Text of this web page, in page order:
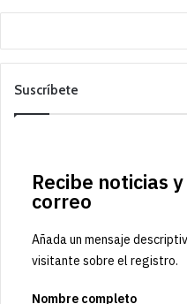
Suscríbete
Recibe noticias
correo
Añada un mensaje
visitante sobre el registro.
Nombre completo